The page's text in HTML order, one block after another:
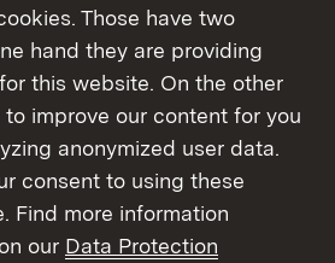
Tübingen
für das
Meldung der Natura
Those have two
hand they are providing
this website. On the other
improve our content for you
anonymized user data.
consent to using these
Find more information
our Data Protection